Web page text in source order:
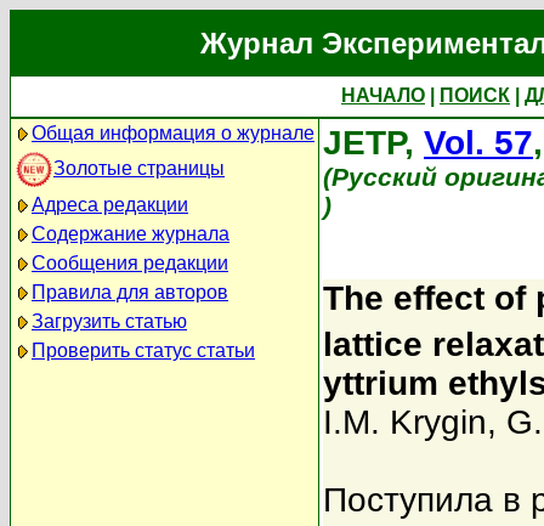
Журнал
НАЧАЛО ПОИСК
Общая информация о журнале
Золотые страницы
Адреса редакции
Содержание журнала
Сообщения редакции
Правила для авторов
Загрузить статью
Проверить статус статьи
JETP, Vol. 57
(Русский
)
The effect of
lattice
yttrium
I.M. Krygin,
Поступила в